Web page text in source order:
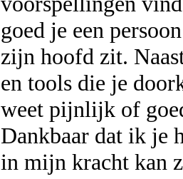
goed je een
zijn hoofd zit.
en tools die je
weet pijnlijk of
Dankbaar dat ik je
in mijn kracht kan